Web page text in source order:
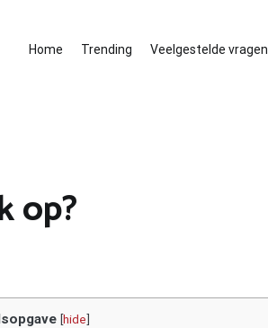
Home Trending Veelgestelde vragen
op?
[hide]